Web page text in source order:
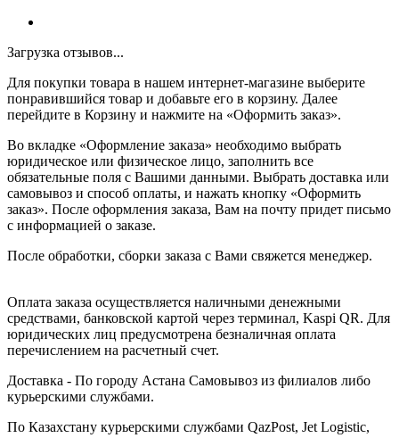
Загрузка отзывов...
Для покупки товара в нашем интернет-магазине выберите
понравившийся товар и добавьте его в корзину. Далее
перейдите в Корзину и нажмите на «Оформить заказ».
Во вкладке «Оформление заказа» необходимо выбрать
юридическое или физическое лицо, заполнить все
обязательные поля с Вашими данными. Выбрать доставка или
самовывоз и способ оплаты, и нажать кнопку «Оформить
заказ». После оформления заказа, Вам на почту придет письмо
с информацией о заказе.
После обработки, сборки заказа с Вами свяжется менеджер.
Оплата заказа осуществляется наличными денежными
средствами, банковской картой через терминал, Kaspi QR. Для
юридических лиц предусмотрена безналичная оплата
перечислением на расчетный счет.
Доставка - По городу Астана Самовывоз из филиалов либо
курьерскими службами.
По Казахстану курьерскими службами QazPost, Jet Logistic,